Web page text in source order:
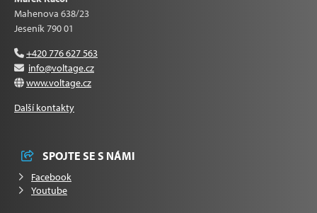
Mahenova 638/23
Jeseník 790 01
+420 776 627 563
info@voltage.cz
www.voltage.cz
Další kontakty
SPOJTE SE S NÁMI
Facebook
Youtube